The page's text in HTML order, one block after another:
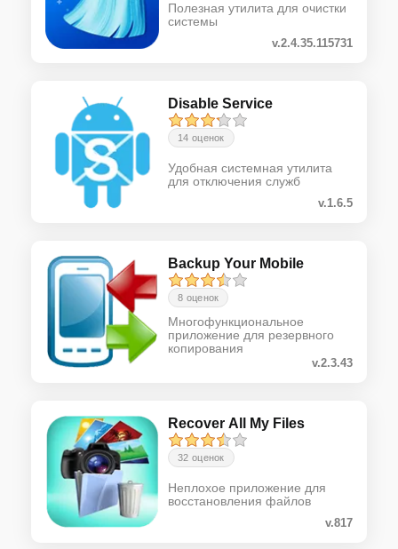
Полезная утилита для очистки
системы
v.2.4.35.115731
Disable Service
14 оценок
Удобная системная утилита
для отключения служб
v.1.6.5
Backup Your Mobile
8 оценок
Многофункциональное
приложение для резервного
копирования
v.2.3.43
Recover All My Files
32 оценок
Неплохое приложение для
восстановления файлов
v.817